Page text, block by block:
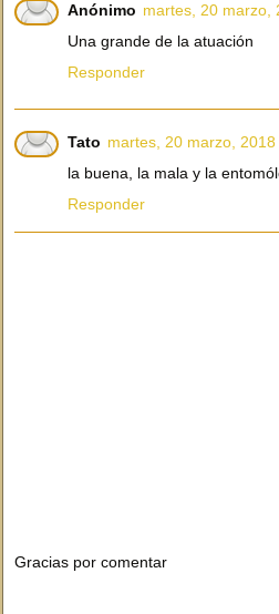
Anónimo martes, 20 marzo,
Una grande de la atuación
Responder
Tato martes, 20 marzo, 2018
la buena, la mala y la
Responder
Gracias por comentar